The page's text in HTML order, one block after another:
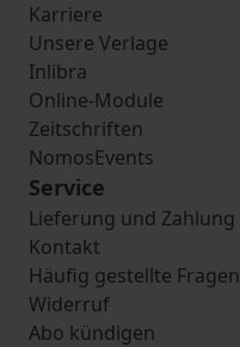
Karriere
Unsere Verlage
Inlibra
Online-Module
Zeitschriften
NomosEvents
Service
Lieferung und Zahlung
Kontakt
Häufig gestellte Fragen
Widerruf
Abo kündigen